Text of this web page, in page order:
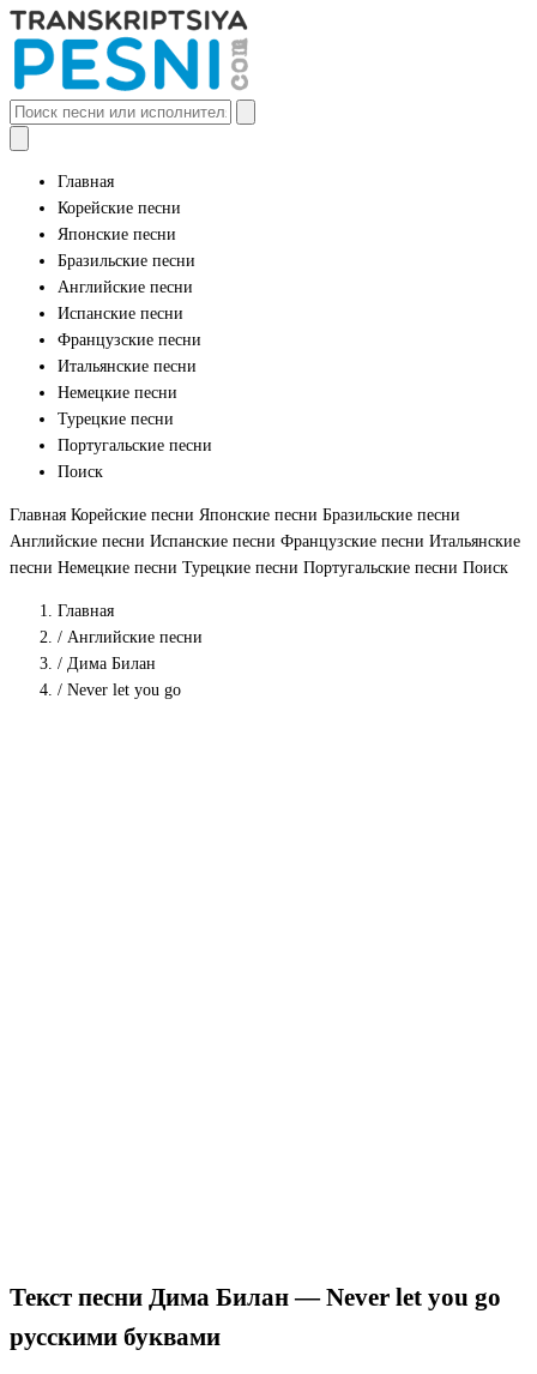
Главная
Корейские песни
Японские песни
Бразильские песни
Английские песни
Испанские песни
Французские песни
Итальянские песни
Немецкие песни
Турецкие песни
Португальские песни
Поиск
Главная Корейские песни Японские песни Бразильские песни
Английские песни Испанские песни Французские песни Итальянские
песни Немецкие песни Турецкие песни Португальские песни Поиск
Главная
/ Английские песни
/ Дима Билан
/ Never let you go
Текст песни Дима Билан — Never let you go
русскими буквами